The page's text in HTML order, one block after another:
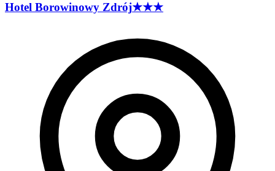
Hotel Borowinowy Zdrój★★★